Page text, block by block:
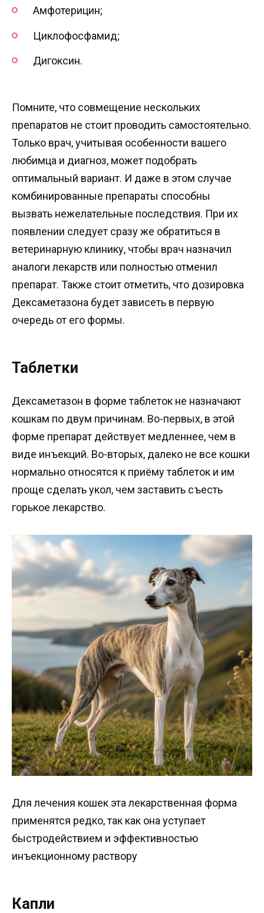
Амфотерицин;
Циклофосфамид;
Дигоксин.
Помните, что совмещение нескольких
препаратов не стоит проводить самостоятельно.
Только врач, учитывая особенности вашего
любимца и диагноз, может подобрать
оптимальный вариант. И даже в этом случае
комбинированные препараты способны
вызвать нежелательные последствия. При их
появлении следует сразу же обратиться в
ветеринарную клинику, чтобы врач назначил
аналоги лекарств или полностью отменил
препарат. Также стоит отметить, что дозировка
Дексаметазона будет зависеть в первую
очередь от его формы.
Таблетки
Дексаметазон в форме таблеток не назначают
кошкам по двум причинам. Во-первых, в этой
форме препарат действует медленнее, чем в
виде инъекций. Во-вторых, далеко не все кошки
нормально относятся к приёму таблеток и им
проще сделать укол, чем заставить съесть
горькое лекарство.
Для лечения кошек эта лекарственная форма
применятся редко, так как она уступает
быстродействием и эффективностью
инъекционному раствору
Капли